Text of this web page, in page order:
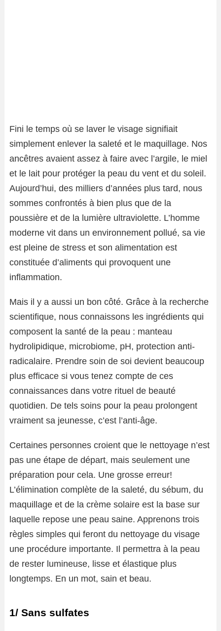
Fini le temps où se laver le visage signifiait
simplement enlever la saleté et le maquillage. Nos
ancêtres avaient assez à faire avec l’argile, le miel
et le lait pour protéger la peau du vent et du soleil.
Aujourd’hui, des milliers d’années plus tard, nous
sommes confrontés à bien plus que de la
poussière et de la lumière ultraviolette. L’homme
moderne vit dans un environnement pollué, sa vie
est pleine de stress et son alimentation est
constituée d’aliments qui provoquent une
inflammation.
Mais il y a aussi un bon côté. Grâce à la recherche
scientifique, nous connaissons les ingrédients qui
composent la santé de la peau : manteau
hydrolipidique, microbiome, pH, protection anti-
radicalaire. Prendre soin de soi devient beaucoup
plus efficace si vous tenez compte de ces
connaissances dans votre rituel de beauté
quotidien. De tels soins pour la peau prolongent
vraiment sa jeunesse, c’est l’anti-âge.
Certaines personnes croient que le nettoyage n’est
pas une étape de départ, mais seulement une
préparation pour cela. Une grosse erreur!
L’élimination complète de la saleté, du sébum, du
maquillage et de la crème solaire est la base sur
laquelle repose une peau saine. Apprenons trois
règles simples qui feront du nettoyage du visage
une procédure importante. Il permettra à la peau
de rester lumineuse, lisse et élastique plus
longtemps. En un mot, sain et beau.
1/ Sans sulfates